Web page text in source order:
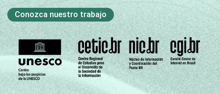
Conozca nuestro trabajo